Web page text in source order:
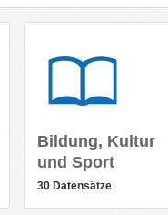
Bildung, Kultur
und Sport
30 Datensätze